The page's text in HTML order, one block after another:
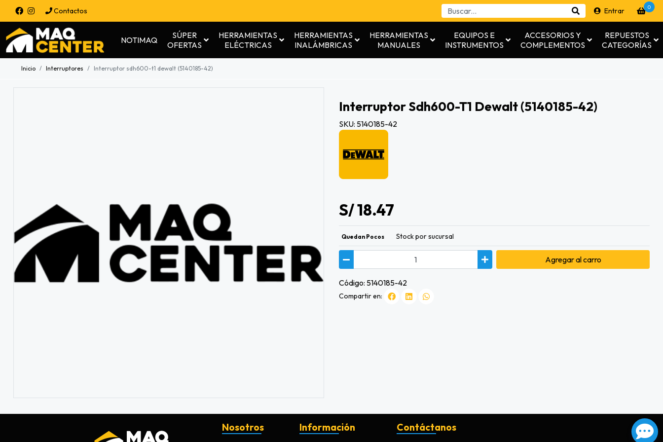
Contactos Entrar 0
NOTIMAQ
SÚPER
OFERTAS
HERRAMIENTAS
ELÉCTRICAS
HERRAMIENTAS
INALÁMBRICAS
HERRAMIENTAS
MANUALES
EQUIPOS E
INSTRUMENTOS
ACCESORIOS Y
COMPLEMENTOS
REPUESTOS
CATEGORÍAS
Inicio Interruptores Interruptor sdh600-t1 dewalt (5140185-42)
Interruptor Sdh600-T1 Dewalt (5140185-42)
SKU: 5140185-42
S/ 18.47
Quedan Pocos Stock por sucursal
Agregaral carro
Código: 5140185-42
Compartir en:
Nosotros Información Contáctanos